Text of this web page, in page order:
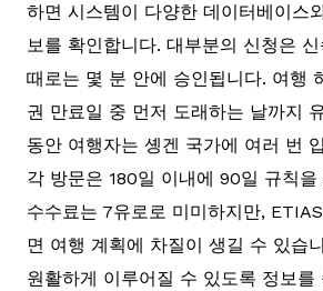
하면 시스템이 다양한 데이터베이스
보를 확인합니다. 대부분의 신청은
때로는 몇 분 안에 승인됩니다. 여행
권 만료일 중 먼저 도래하는 날까지
동안 여행자는 솅겐 국가에 여러 번
각 방문은 180일 이내에 90일 규칙을
수수료는 7유로로 미미하지만,
면 여행 계획에 차질이 생길 수 있습
원활하게 이루어질 수 있도록 정보를